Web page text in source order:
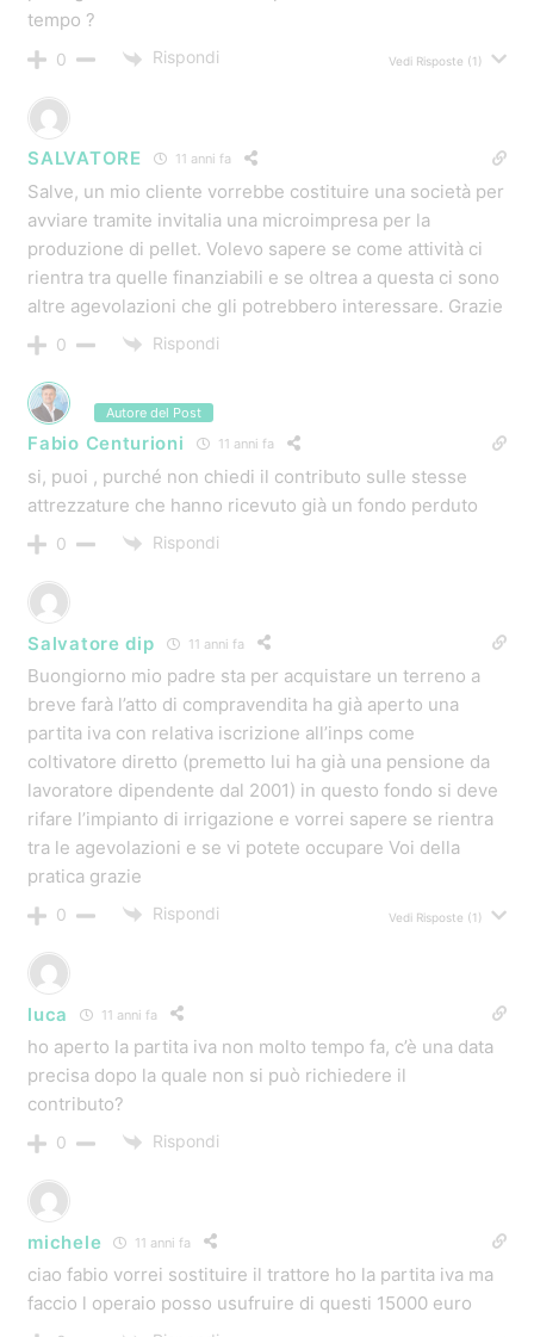
contributo su un nuovo muletto
0 Rispondi Vedi Risposte (1)
Giovanni 11 anni fa
Salve,
se sono sia agricoltore che terzista, il tetto massimo
ammesso è comunque di 15000 euro? E se invece sono
solo terzista?
Grazie.
0 Rispondi
Leonardo 11 anni fa
Salve!il bando è valido solo x i mezzi o per le
attrezzature in generale?ad esempi io vorrei avviare un
allevamento di lumache sarebbero coperte le spese x le
reti irrigatori paletti e quant’altro?e sennò quali bandi
dovrei utilizzare?spero in una vostra risposta!
Maria Angwla Arteria 11 anni fa
Sono una azienda agricola posso beneficiare di questo
bando per la rimozione dell’amianto su di un capannone.
0 Rispondi Vedi Risposte(1)
Michele 11 anni fa
Salve, volevo chiederle se posso accedere ai contributi
Inail se acquisto macchina agricola ed attrezzature
nuove senza permuta o rottamazione. L’investimento
totale ammonta ad € 100.000,00 circa. Quanto ottengo a
fondo perduto?
Ho una qualifica da imprenditore agricolo ed ho 62
anni,grazie!
gianni 11 anni fa
Per un impresa di conto terzi quale e’ l’importo massimo
ammesso al contributo per la sostituzione di macchinari